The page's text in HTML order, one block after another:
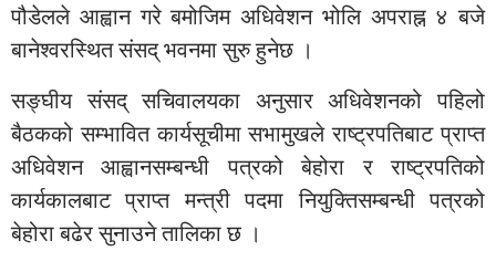
पौडेलले आह्वान गरे बमोजिम अधिवेशन भोलि अपराह्न ४ बजे
बानेश्वरस्थित संसद् भवनमा सुरु हुनेछ ।
सङ्घीय संसद् सचिवालयका अनुसार अधिवेशनको पहिलो
बैठकको सम्भावित कार्यसूचीमा सभामुखले राष्ट्रपतिबाट प्राप्त
अधिवेशन आह्वानसम्बन्धी पत्रको बेहोरा र राष्ट्रपतिको
कार्यकालबाट प्राप्त मन्त्री पदमा नियुक्तिसम्बन्धी पत्रको
बेहोरा बढेर सुनाउने तालिका छ ।